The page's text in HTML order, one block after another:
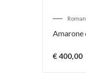
Amarone
€ 400,00